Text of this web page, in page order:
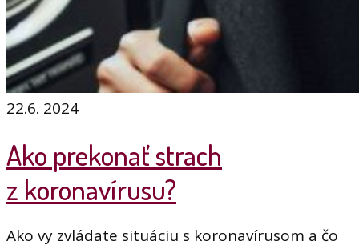
22.6. 2024
Ako prekonať strach
z koronavírusu?
Ako vy zvládate situáciu s koronavírusom a čo